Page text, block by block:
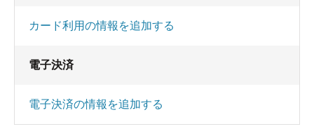
カード利用の情報を追加する
電子決済
電子決済の情報を追加する